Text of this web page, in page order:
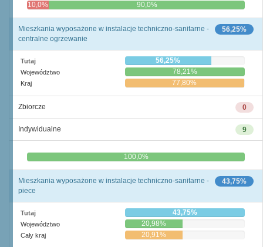
10,0% 90,0%
56,25%
Mieszkania wyposażone w instalacje techniczno-sanitarne -
centralne ogrzewanie
Tutaj 56,25%
Województwo 78,21%
Kraj 77,80%
0
Zbiorcze
9
Indywidualne
0,0% 100,0%
43,75%
Mieszkania wyposażone w instalacje techniczno-sanitarne -
piece
Tutaj 43,75%
Województwo 20,98%
Cały kraj 20,91%